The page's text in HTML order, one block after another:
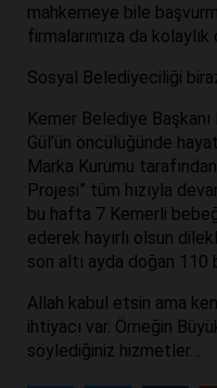
mahkemeye bile
firmalarımıza da
Sosyal Belediyeciliği
Kemer Belediye
Gül’ün öncülüğünde
Marka Kurumu
Projesi” tüm hızıyla
bu hafta 7 Kemerli
ederek hayırlı olsun
son altı ayda doğan
Allah kabul etsin ama
ihtiyacı var. Örneğin
söylediğiniz hizmetler…